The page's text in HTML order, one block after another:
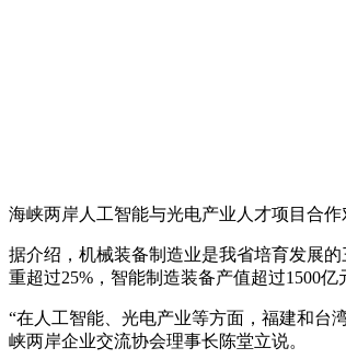
海峡两岸人工智能与光电产业人才项目合
据介绍，机械装备制造业是我省培育发展
重超过25%，智能制造装备产值超过1500亿
“在人工智能、光电产业等方面，福建和台
峡两岸企业交流协会理事长陈堂立说。